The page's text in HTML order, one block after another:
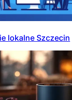
lokalne Szczecin